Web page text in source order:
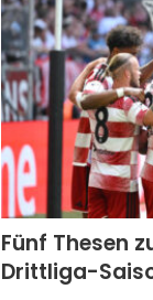
Fünf Thesen
Drittliga-